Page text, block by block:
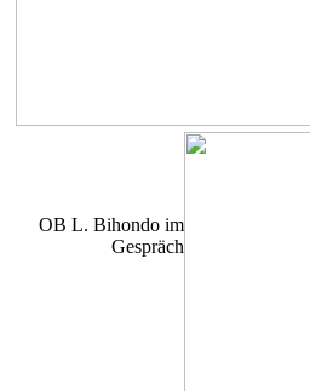
OB L. Bihondo im
Gespräch